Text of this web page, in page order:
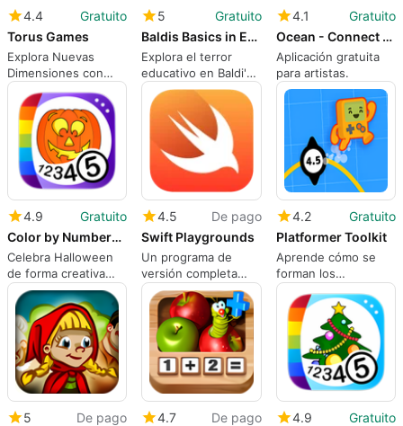
4.4
Gratuito
Torus Games
Explora Nuevas
Dimensiones con
Torus Games
5
Gratuito
Baldis Basics in Education and Learning
Explora el terror
educativo en Baldi's
Basics
4.1
Gratuito
Ocean - Connect the Dots and Add Colors - Free
Aplicación gratuita
para artistas.
4.9
Gratuito
Color by Numbers - Halloween - Free
Celebra Halloween
de forma creativa
con Colorear por
Números -
Halloween - Gratis
4.5
De pago
Swift Playgrounds
Un programa de
versión completa
para Mac, de Apple.
4.2
Gratuito
Platformer Toolkit
Aprende cómo se
forman los
personajes de los
juegos de
plataformas.
5
De pago
4.7
De pago
4.9
Gratuito